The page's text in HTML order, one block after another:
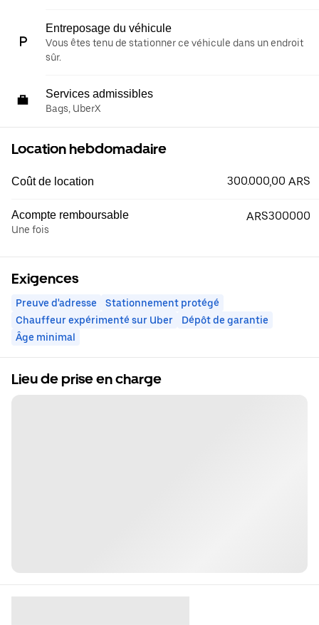
Entreposage du véhicule
Vous êtes tenu de stationner ce véhicule dans un endroit
sûr.
Services admissibles
Bags, UberX
Location hebdomadaire
Coût de location 300.000,00 ARS
Acompte remboursable
Une fois
ARS300000
Exigences
Preuve d'adresse
Stationnement protégé
Chauffeur expérimenté sur Uber
Dépôt de garantie
Âge minimal
Lieu de prise en charge